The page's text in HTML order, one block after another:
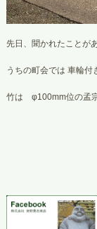
先日、聞かれたことが
うちの町会では 車輪
竹は φ100mm位の孟宗